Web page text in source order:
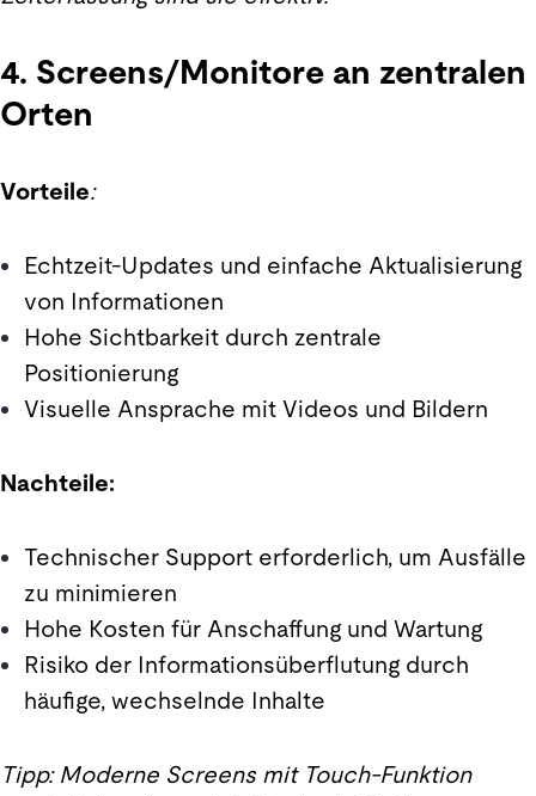
4. Screens/Monitore an zentralen
Orten
Vorteile:
Echtzeit-Updates und einfache Aktualisierung
von Informationen
Hohe Sichtbarkeit durch zentrale
Positionierung
Visuelle Ansprache mit Videos und Bildern
Nachteile:
Technischer Support erforderlich, um Ausfälle
zu minimieren
Hohe Kosten für Anschaffung und Wartung
Risiko der Informationsüberflutung durch
häufige, wechselnde Inhalte
Tipp: Moderne Screens mit Touch-Funktion